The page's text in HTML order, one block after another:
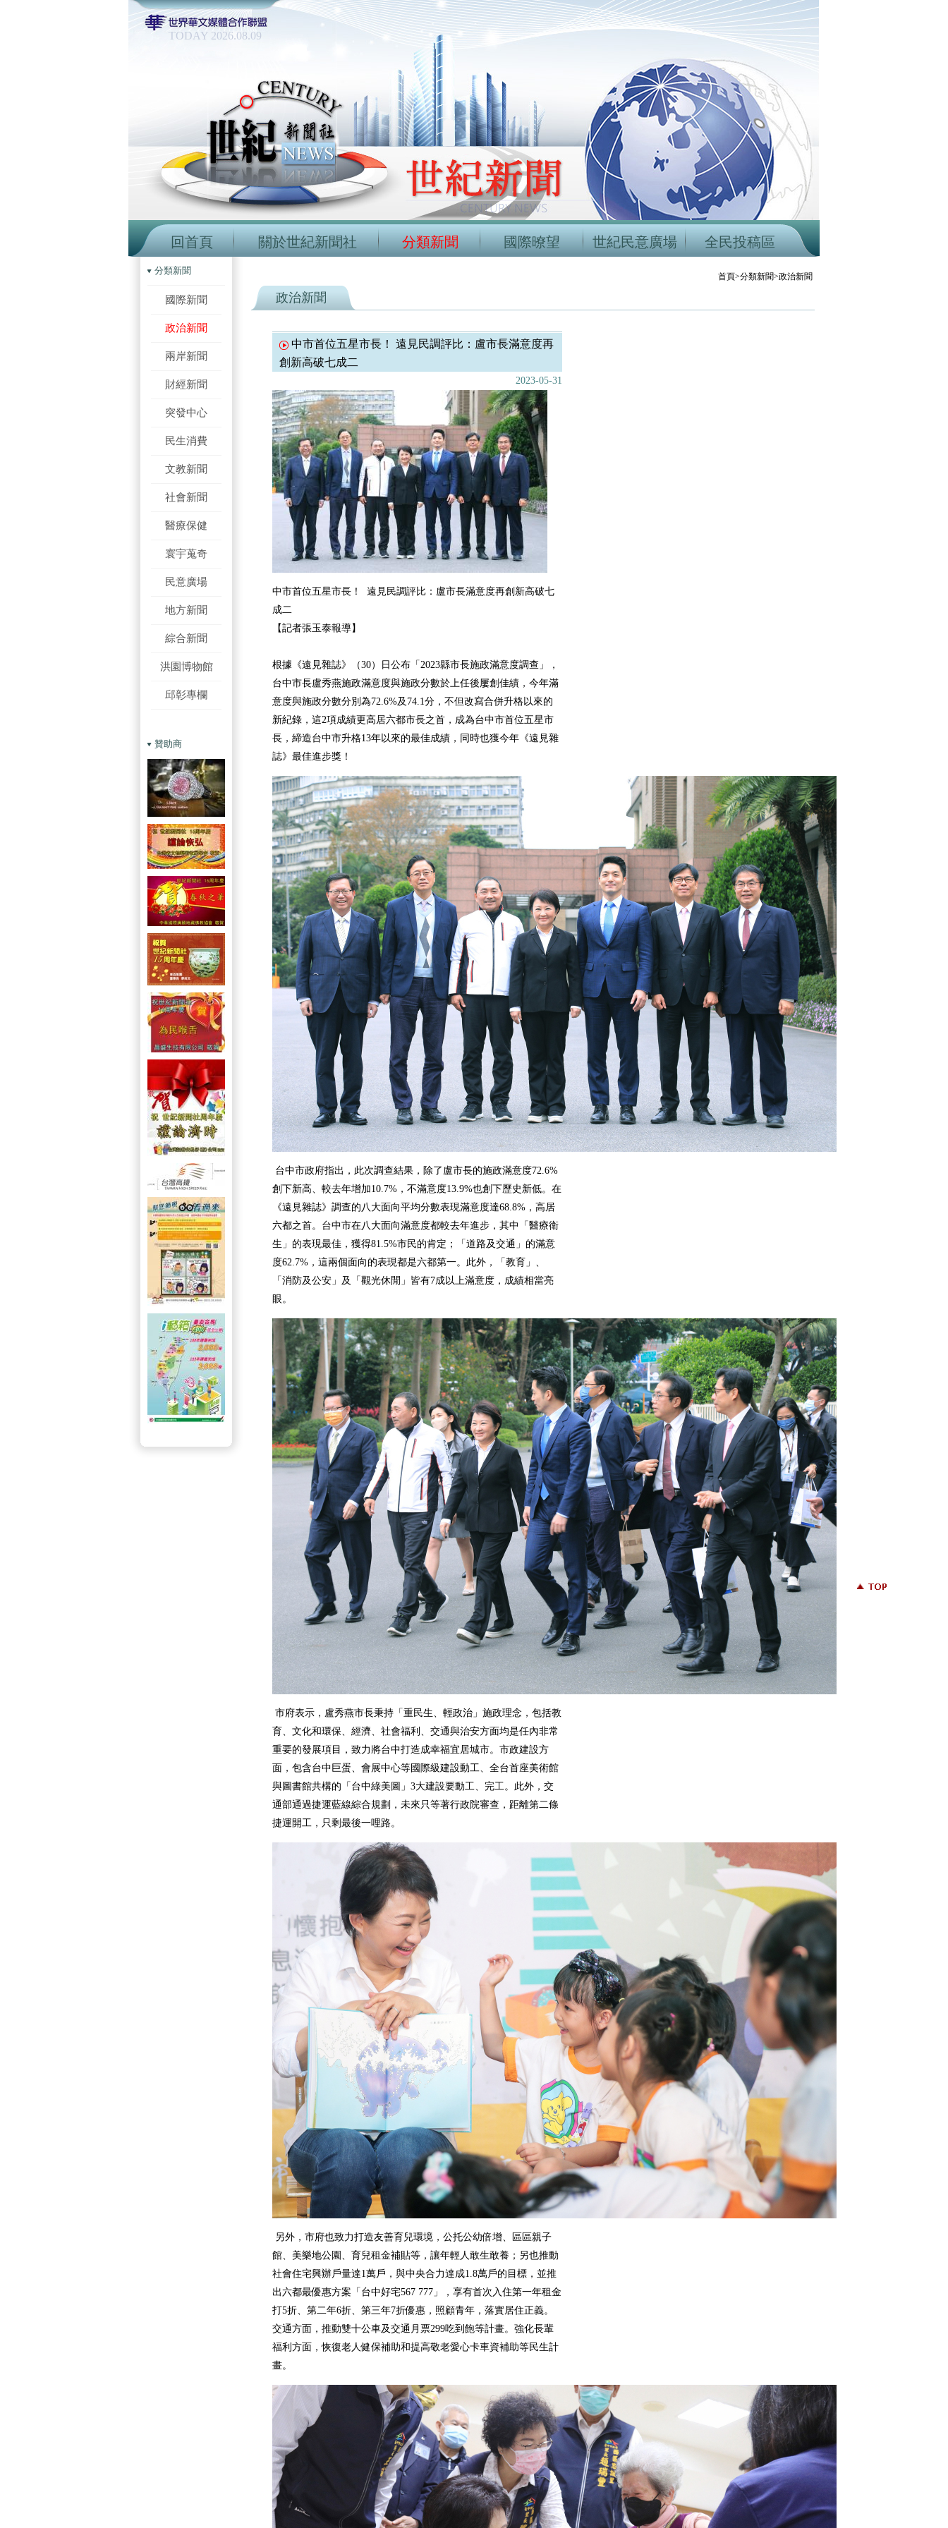
TODAY 2026.08.09
回首頁 關於世紀新聞社 分類新聞 國際暸望 世紀民意廣場 全民投稿區
分類新聞
國際新聞
政治新聞
兩岸新聞
財經新聞
突發中心
民生消費
文教新聞
社會新聞
醫療保健
寰宇蒐奇
民意廣場
地方新聞
綜合新聞
洪園博物館
邱彰專欄
贊助商
首頁>分類新聞>政治新聞
政治新聞
中市首位五星市長！ 遠見民調評比：盧市長滿意度再
創新高破七成二
2023-05-31
中市首位五星市長！ 遠見民調評比：盧市長滿意度再創新高破七
成二
【記者張玉泰報導】
根據《遠見雜誌》（30）日公布「2023縣市長施政滿意度調查」，
台中市長盧秀燕施政滿意度與施政分數於上任後屢創佳績，今年滿
意度與施政分數分別為72.6%及74.1分，不但改寫合併升格以來的
新紀錄，這2項成績更高居六都市長之首，成為台中市首位五星市
長，締造台中市升格13年以來的最佳成績，同時也獲今年《遠見雜
誌》最佳進步獎！
台中市政府指出，此次調查結果，除了盧市長的施政滿意度72.6%
創下新高、較去年增加10.7%，不滿意度13.9%也創下歷史新低。在
《遠見雜誌》調查的八大面向平均分數表現滿意度達68.8%，高居
六都之首。台中市在八大面向滿意度都較去年進步，其中「醫療衛
生」的表現最佳，獲得81.5%市民的肯定；「道路及交通」的滿意
度62.7%，這兩個面向的表現都是六都第一。此外，「教育」、
「消防及公安」及「觀光休閒」皆有7成以上滿意度，成績相當亮
眼。
市府表示，盧秀燕市長秉持「重民生、輕政治」施政理念，包括教
育、文化和環保、經濟、社會福利、交通與治安方面均是任內非常
重要的發展項目，致力將台中打造成幸福宜居城市。市政建設方
面，包含台中巨蛋、會展中心等國際級建設動工、全台首座美術館
與圖書館共構的「台中綠美圖」3大建設要動工、完工。此外，交
通部通過捷運藍線綜合規劃，未來只等著行政院審查，距離第二條
捷運開工，只剩最後一哩路。
另外，市府也致力打造友善育兒環境，公托公幼倍增、區區親子
館、美樂地公園、育兒租金補貼等，讓年輕人敢生敢養；另也推動
社會住宅興辦戶量達1萬戶，與中央合力達成1.8萬戶的目標，並推
出六都最優惠方案「台中好宅567 777」，享有首次入住第一年租金
打5折、第二年6折、第三年7折優惠，照顧青年，落實居住正義。
交通方面，推動雙十公車及交通月票299吃到飽等計畫。強化長輩
福利方面，恢復老人健保補助和提高敬老愛心卡車資補助等民生計
畫。